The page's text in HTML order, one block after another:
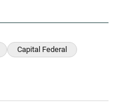
Capital Federal